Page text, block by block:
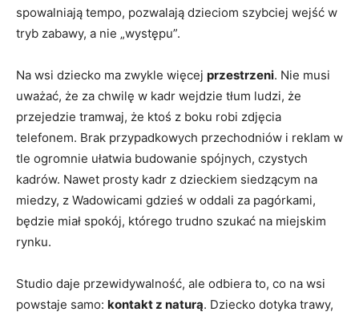
spowalniają tempo, pozwalają dzieciom szybciej wejść w
tryb zabawy, a nie „występu”.
Na wsi dziecko ma zwykle więcej przestrzeni. Nie musi
uważać, że za chwilę w kadr wejdzie tłum ludzi, że
przejedzie tramwaj, że ktoś z boku robi zdjęcia
telefonem. Brak przypadkowych przechodniów i reklam w
tle ogromnie ułatwia budowanie spójnych, czystych
kadrów. Nawet prosty kadr z dzieckiem siedzącym na
miedzy, z Wadowicami gdzieś w oddali za pagórkami,
będzie miał spokój, którego trudno szukać na miejskim
rynku.
Studio daje przewidywalność, ale odbiera to, co na wsi
powstaje samo: kontakt z naturą. Dziecko dotyka trawy,